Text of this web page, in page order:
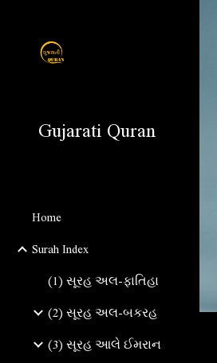
Gujarati Quran
Home
Surah Index
(1) સૂરહ અલ-ફાતિહા
(2) સૂરહ અલ-બકરહ
(3) સૂરહ આલે ઈમરાન